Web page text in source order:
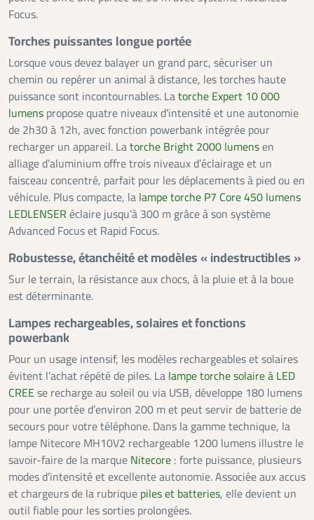
Focus.
Torches puissantes longue portée
Lorsque vous devez balayer un grand parc, sécuriser un
chemin ou repérer un animal à distance, les torches haute
puissance sont incontournables. Latorche Expert 10 000
lumens propose quatre niveaux d’intensité et une autonomie
de 2h30 à 12h, avec fonction powerbank intégrée pour
recharger un appareil. Latorche Bright 2000 lumensen
alliage d’aluminium offre trois niveaux d’éclairage et un
faisceau concentré, parfait pour les déplacements à pied ou en
véhicule. Plus compacte, la lampe torche P7 Core 450 lumens
LEDLENSER éclaire jusqu’à 300 m grâce à son système
Advanced Focus et Rapid Focus.
Robustesse, étanchéité et modèles « indestructibles »
Sur le terrain, la résistance aux chocs, à la pluie et à la boue
est déterminante.
Lampes rechargeables, solaires et fonctions
powerbank
Pour un usage intensif, les modèles rechargeables et solaires
évitent l’achat répété de piles. La lampe torche solaire à LED
CREE se recharge au soleil ou via USB, développe 180 lumens
pour une portée d’environ 200 m et peut servir de batterie de
secours pour votre téléphone. Dans la gamme technique, la
lampe Nitecore MH10V2 rechargeable 1200 lumens illustre le
savoir-faire de la marque Nitecore : forte puissance, plusieurs
modes d’intensité et excellente autonomie. Associée aux accus
et chargeurs de la rubrique piles et batteries, elle devient un
outil fiable pour les sorties prolongées.